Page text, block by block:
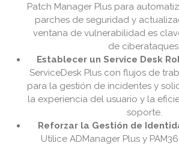
Patch Manager Plus para
parches de seguridad y
ventana de vulnerabilidad es
de ciberataques.
Establecer un Service Desk
ServiceDesk Plus con flujos de
para la gestión de incidentes y
la experiencia del usuario y la
soporte.
Reforzar la Gestión de
Utilice ADManager Plus y